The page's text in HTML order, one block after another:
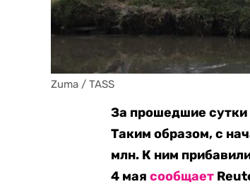
Zuma / TASS
За прошедшие сутки
Таким образом, с
млн. К ним
4 маясообщает